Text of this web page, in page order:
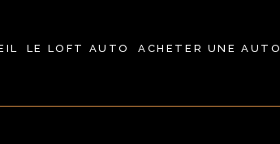
LE LOFT AUTO ACHETER UNE AUTO